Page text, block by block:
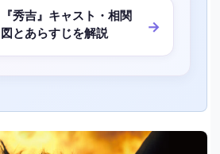
『秀吉』キャスト・相関
図とあらすじを解説